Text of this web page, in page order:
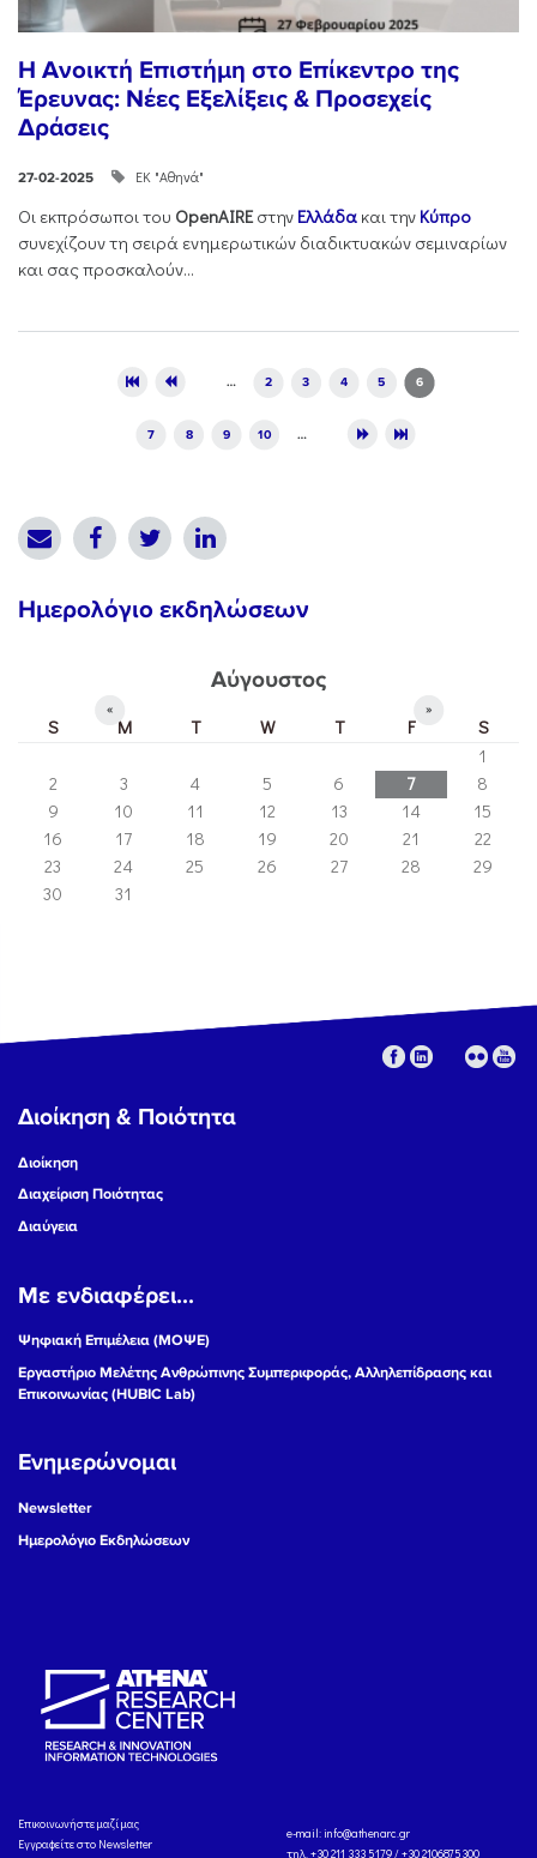
Η Ανοικτή Επιστήμη στο Επίκεντρο της
Έρευνας: Νέες Εξελίξεις & Προσεχείς
Δράσεις
27-02-2025 ΕΚ "Αθηνά"
Οι εκπρόσωποι του OpenAIREστην Ελλάδα και την Κύπρο
συνεχίζουν τη σειρά ενημερωτικών διαδικτυακών σεμιναρίων
και σας προσκαλούν...
… 2 3 4 5 6
7 8 9 10 …
Ημερολόγιο εκδηλώσεων
Αύγουστος
« »
S M T W T F
S
1
2
3 4 5 6 7
8
9
10 11 12 13 14
15
16
17 18 19 20 21
22
23
24 25 26 27 28
29
30
31
Διοίκηση & Ποιότητα
Διοίκηση
Διαχείριση Ποιότητας
Διαύγεια
Με ενδιαφέρει...
Ψηφιακή Επιμέλεια (ΜΟΨΕ)
Εργαστήριο Μελέτης Ανθρώπινης Συμπεριφοράς, Αλληλεπίδρασης και
Επικοινωνίας (HUBIC Lab)
Ενημερώνομαι
Newsletter
Ημερολόγιο Εκδηλώσεων
Eπικοινωνήστε μαζί μας
Εγγραφείτε στο Newsletter
e-mail: info@athenarc.gr
τηλ. +30 211 333 5179 / +30 2106875300